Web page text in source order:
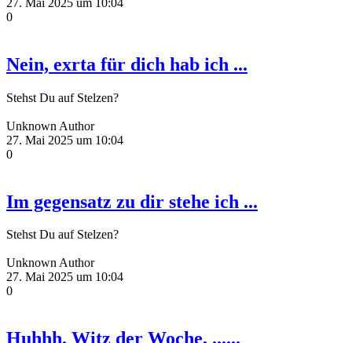
0
Nein, exrta für dich hab ich ...
Stehst Du auf Stelzen?
Unknown Author
27. Mai 2025 um 10:04
0
Im gegensatz zu dir stehe ich ...
Stehst Du auf Stelzen?
Unknown Author
27. Mai 2025 um 10:04
0
Huhhh. Witz der Woche, ......